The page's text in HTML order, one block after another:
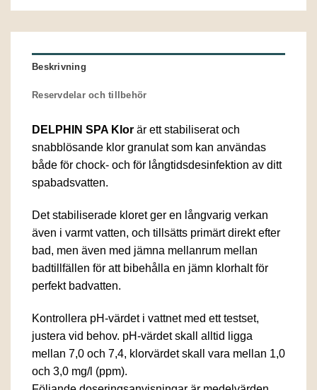
Beskrivning
Reservdelar och tillbehör
DELPHIN SPA Klor är ett stabiliserat och
snabblösande klor granulat som kan användas
både för chock- och för långtidsdesinfektion av ditt
spabadsvatten.
Det stabiliserade kloret ger en långvarig verkan
även i varmt vatten, och tillsätts primärt direkt efter
bad, men även med jämna mellanrum mellan
badtillfällen för att bibehålla en jämn klorhalt för
perfekt badvatten.
Kontrollera pH-värdet i vattnet med ett testset,
justera vid behov. pH-värdet skall alltid ligga
mellan 7,0 och 7,4, klorvärdet skall vara mellan 1,0
och 3,0 mg/l (ppm).